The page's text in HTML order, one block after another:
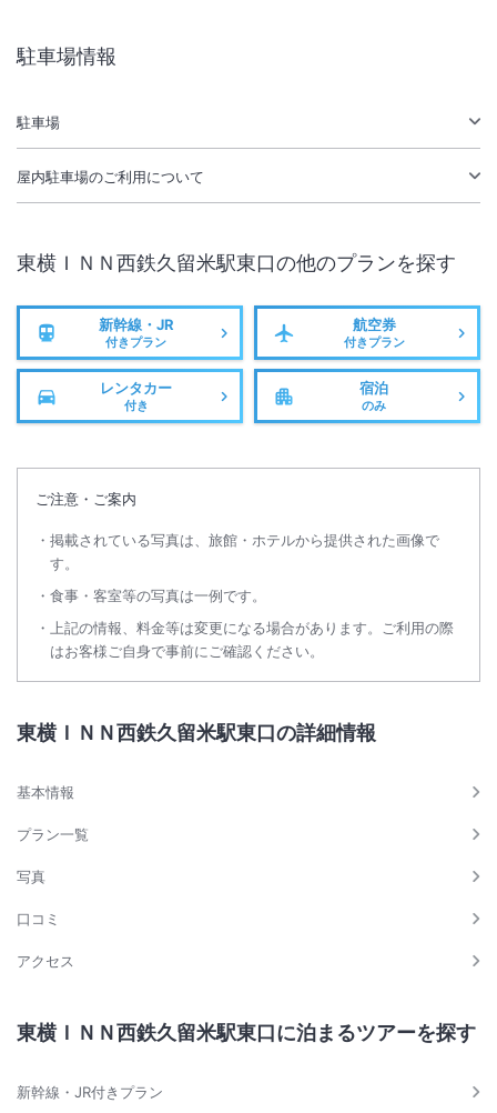
駐車場情報
駐車場
屋内駐車場のご利用について
東横ＩＮＮ西鉄久留米駅東口の他のプランを探す
新幹線・JR
付きプラン
航空券
付きプラン
レンタカー
付き
宿泊
のみ
ご注意・ご案内
掲載されている写真は、旅館・ホテルから提供された画像で
す。
食事・客室等の写真は一例です。
上記の情報、料金等は変更になる場合があります。ご利用の際
はお客様ご自身で事前にご確認ください。
東横ＩＮＮ西鉄久留米駅東口の詳細情報
基本情報
プラン一覧
写真
口コミ
アクセス
東横ＩＮＮ西鉄久留米駅東口に泊まるツアーを探す
新幹線・JR付きプラン